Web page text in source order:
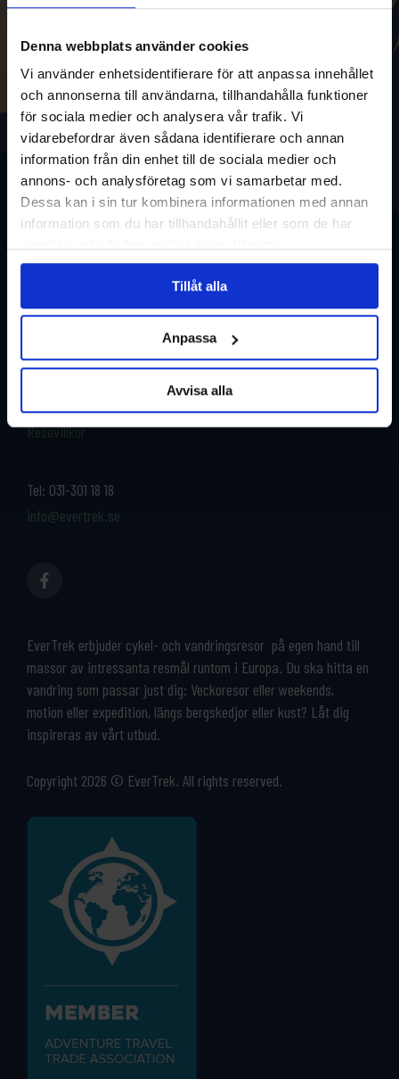
Denna webbplats använder cookies
Vi använder enhetsidentifierare för att anpassa innehållet
och annonserna till användarna, tillhandahålla funktioner
för sociala medier och analysera vår trafik. Vi
vidarebefordrar även sådana identifierare och annan
information från din enhet till de sociala medier och
annons- och analysföretag som vi samarbetar med.
Dessa kan i sin tur kombinera informationen med annan
information som du har tillhandahållit eller som de har
Tillåt alla
Anpassa
Avvisa alla
Tel: 031-301 18 18
info@evertrek.se
EverTrek erbjuder cykel- och vandringsresor på egen hand till
massor av intressanta resmål runtom i Europa. Du ska hitta en
vandring som passar just dig: Veckoresor eller weekends,
motion eller expedition, längs bergskedjor eller kust? Låt dig
inspireras av vårt utbud.
Copyright 2026 © EverTrek. All rights reserved.
Restyper
Om oss
Resevillkor
Boka och res tryggt med
EverTrek
Grupp & Konferens
Kontakta oss